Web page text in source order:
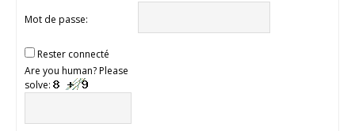
Mot de passe:
Rester connecté
Are you human? Please
solve: